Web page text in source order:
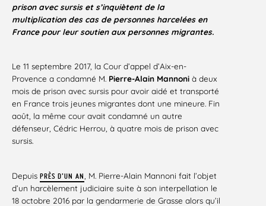
prison avec sursis et s’inquiètent de la
multiplication des cas de personnes harcelées en
France pour leur soutien aux personnes migrantes.
Le 11 septembre 2017, la Cour d’appel d’Aix-en-
Provence a condamné M. Pierre-Alain Mannoni à deux
mois de prison avec sursis pour avoir aidé et transporté
en France trois jeunes migrantes dont une mineure. Fin
août, la même cour avait condamné un autre
défenseur, Cédric Herrou, à quatre mois de prison avec
sursis.
Depuis PRÈS D’UN AN
, M. Pierre-Alain Mannoni fait l’objet
d’un harcèlement judiciaire suite à son interpellation le
18 octobre 2016 par la gendarmerie de Grasse alors qu’il